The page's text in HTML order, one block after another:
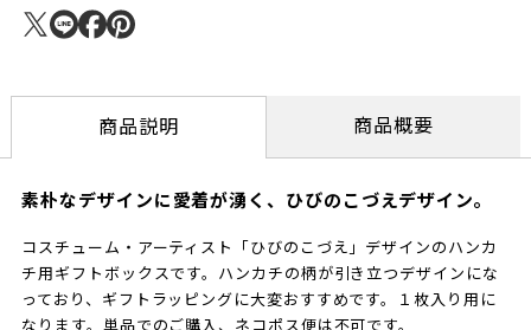
商品説明 商品概要
素朴なデザインに愛着が湧く、ひびのこづえデザイン。
コスチューム・アーティスト「ひびのこづえ」デザインのハンカ
チ用ギフトボックスです。ハンカチの柄が引き立つデザインにな
っており、ギフトラッピングに大変おすすめです。１枚入り用に
なります。単品でのご購入、ネコポス便は不可です。